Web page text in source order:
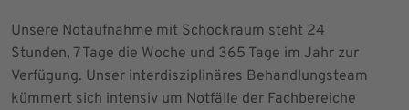
Unsere Notaufnahme mit Schockraum steht 24
Stunden, 7 Tage die Woche und 365 Tage im Jahr zur
Verfügung. Unser interdisziplinäres Behandlungsteam
kümmert sich intensiv um Notfälle der Fachbereiche